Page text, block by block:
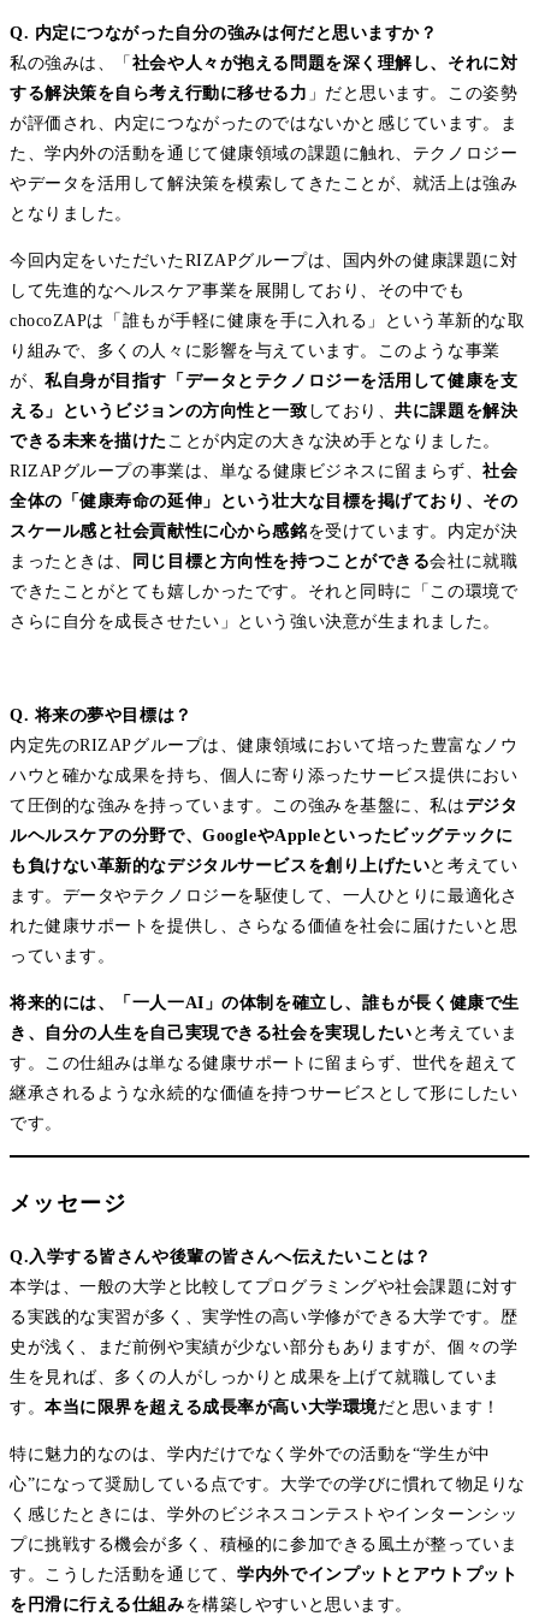
Q. 内定につながった自分の強みは何だと思いますか？
私の強みは、「 社会や人々が抱える問題を深く理解し、それに対
する解決策を自ら考え行動に移せる力 」だと思います。この姿勢
が評価され、内定につながったのではないかと感じています。ま
た、学内外の活動を通じて健康領域の課題に触れ、テクノロジー
やデータを活用して解決策を模索してきたことが、就活上は強み
となりました。
今回内定をいただいたRIZAPグループは、国内外の健康課題に対
して先進的なヘルスケア事業を展開しており、その中でも
chocoZAPは「誰もが手軽に健康を手に入れる」という革新的な取
り組みで、多くの人々に影響を与えています。このような事業
が、私自身が目指す「データとテクノロジーを活用して健康を支
える」というビジョンの方向性と一致 しており、共に課題を解決
できる未来を描けた ことが内定の大きな決め手となりました。
RIZAPグループの事業は、単なる健康ビジネスに留まらず、社会
全体の「健康寿命の延伸」という壮大な目標を掲げており、その
スケール感と社会貢献性に心から感銘を受けています。内定が決
まったときは、
同じ目標と方向性を持つことができる会社に就職
できたことがとても嬉しかったです。それと同時に「この環境で
さらに自分を成長させたい」という強い決意が生まれました。
Q. 将来の夢や目標は？
内定先のRIZAPグループは、健康領域において培った豊富なノウ
ハウと確かな成果を持ち、個人に寄り添ったサービス提供におい
て圧倒的な強みを持っています。この強みを基盤に、私はデジタ
ルヘルスケアの分野で、GoogleやAppleといったビッグテックに
も負けない革新的なデジタルサービスを創り上げたいと考えてい
ます。データやテクノロジーを駆使して、一人ひとりに最適化さ
れた健康サポートを提供し、さらなる価値を社会に届けたいと思
っています。
将来的には、「一人一AI」の体制を確立し、誰もが長く健康で生
き、自分の人生を自己実現できる社会を実現したい と考えていま
す。この仕組みは単なる健康サポートに留まらず、世代を超えて
継承されるような永続的な価値を持つサービスとして形にしたい
です。
メッセージ
Q.入学する皆さんや後輩の皆さんへ伝えたいことは？
本学は、一般の大学と比較してプログラミングや社会課題に対す
る実践的な実習が多く、実学性の高い学修ができる大学です。歴
史が浅く、まだ前例や実績が少ない部分もありますが、個々の学
生を見れば、多くの人がしっかりと成果を上げて就職していま
す。本当に限界を超える成長率が高い大学環境だと思います！
特に魅力的なのは、学内だけでなく学外での活動を“学生が中
心”になって奨励している点です。大学での学びに慣れて物足りな
く感じたときには、学外のビジネスコンテストやインターンシッ
プに挑戦する機会が多く、積極的に参加できる風土が整っていま
す。こうした活動を通じて、学内外でインプットとアウトプット
を円滑に行える仕組みを構築しやすいと思います。